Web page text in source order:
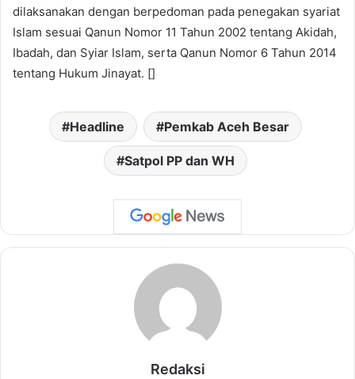
dilaksanakan dengan berpedoman pada penegakan syariat
Islam sesuai Qanun Nomor 11 Tahun 2002 tentang Akidah,
Ibadah, dan Syiar Islam, serta Qanun Nomor 6 Tahun 2014
tentang Hukum Jinayat. []
Headline Pemkab Aceh Besar
Satpol PP dan WH
Redaksi